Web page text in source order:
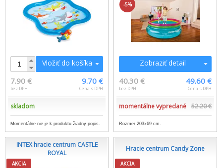
Vložiť do košíka
7.90 €
bez DPH
9.70 €
Cena s DPH
skladom
Momentálne nie je k produktu žiadny popis.
-5%
Zobraziť detail
40.30 €
bez DPH
49.60 €
Cena s DPH
momentálne vypredané 52.20 €
Rozmer 203x69 cm.
INTEX hracie centrum CASTLE
ROYAL
AKCIA
Hracie centrum Candy Zone
AKCIA